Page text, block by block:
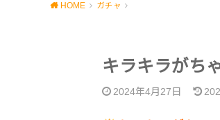
HOME ガチャ
キラキラがち
2024年4月27日